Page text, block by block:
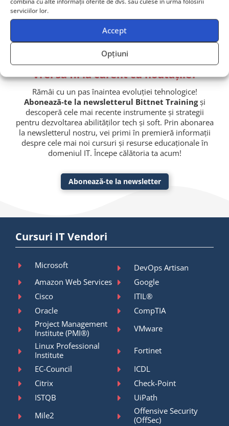
serviciilor lor.
Accept
Opțiuni
Echipă de 2+ persoane? Primești ofertă dedicată!
Vrei să fii la curent cu noutățile?
Rămâi cu un pas înaintea evoluției tehnologice!
Abonează-te la newsletterul Bittnet Trainingși
descoperă cele mai recente instrumente și strategii
pentru dezvoltarea abilităților tech și soft. Prin abonarea
la newsletterul nostru, vei primi în premieră informații
despre cele mai noi cursuri și resurse educaționale în
domeniul IT. Începe călătoria ta acum!
Abonează-te la newsletter
Cursuri IT Vendori
Microsoft
DevOps Artisan
Amazon Web Services
Google
Cisco
ITIL®
Oracle
CompTIA
Project Management
Institute (PMI®)
VMware
Linux Professional
Institute
Fortinet
EC-Council
ICDL
Citrix
Check-Point
ISTQB
UiPath
Mile2
Offensive Security
(OffSec)